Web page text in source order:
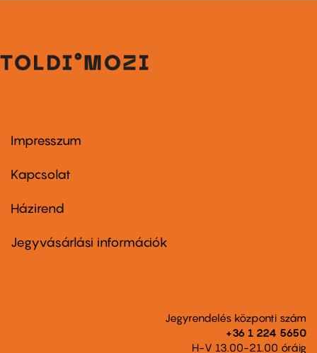
Footer
first
Impresszum
Kapcsolat
Footer
second
Házirend
Jegyvásárlási információk
Jegyrendelés központi szám
+36 1 224 5650
H-V 13.00-21.00 óráig